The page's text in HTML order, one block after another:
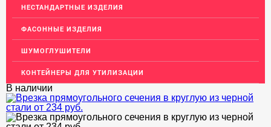
ПОТОЛКИ
АКЦИИ
НЕДОРОГОЙ МЕТАЛЛОПРОКАТ
НЕСТАНДАРТНЫЕ ИЗДЕЛИЯ
ФАСОННЫЕ ИЗДЕЛИЯ
ШУМОГЛУШИТЕЛИ
КОНТЕЙНЕРЫ ДЛЯ УТИЛИЗАЦИИ
В наличии